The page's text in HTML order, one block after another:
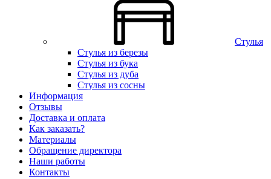
Стулья
Стулья из березы
Стулья из бука
Стулья из дуба
Стулья из сосны
Информация
Отзывы
Доставка и оплата
Как заказать?
Материалы
Обращение директора
Наши работы
Контакты